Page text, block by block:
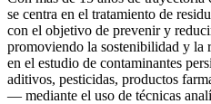
se centra en el tratamiento de
con el objetivo de prevenir y
promoviendo la sostenibilidad y la
en el estudio de contaminantes
aditivos, pesticidas, productos
— mediante el uso de técnicas